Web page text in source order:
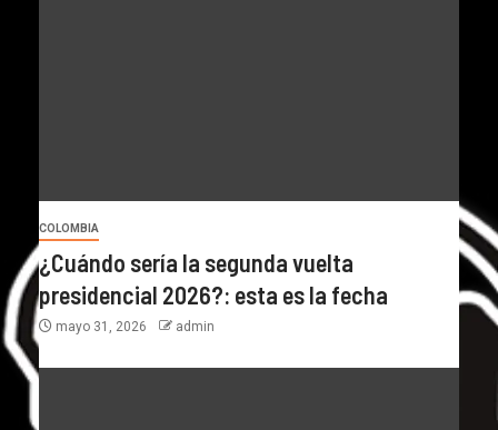
COLOMBIA
¿Cuándo sería la segunda vuelta
presidencial 2026?: esta es la fecha
mayo 31, 2026 admin